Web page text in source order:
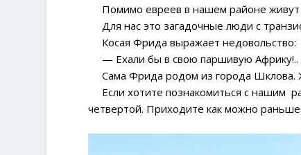
Помимо евреев в нашем районе живут
Для нас это загадочные люди с
Косая Фрида выражает недовольство:
— Ехали бы в свою паршивую Африку!..
Сама Фрида родом из города Шклова.
Если хотите познакомиться с нашим
четвертой. Приходите как можно раньше.